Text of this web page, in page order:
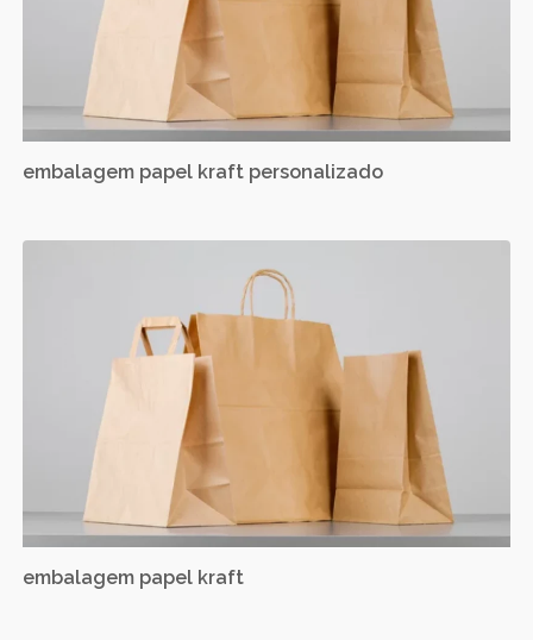
embalagem papel kraft personalizado
embalagem papel kraft